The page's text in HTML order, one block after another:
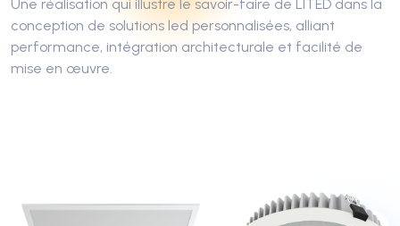
Une réalisation qui illustre le savoir-faire de LITED dans la
conception de solutions led personnalisées, alliant
performance, intégration architecturale et facilité de
mise en œuvre.